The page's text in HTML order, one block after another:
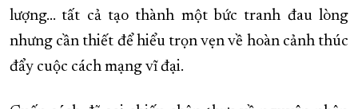
lượng... tất cả tạo thành một bức tranh đau lòng
nhưng cần thiết để hiểu trọn vẹn về hoàn cảnh thúc
đẩy cuộc cách mạng vĩ đại.